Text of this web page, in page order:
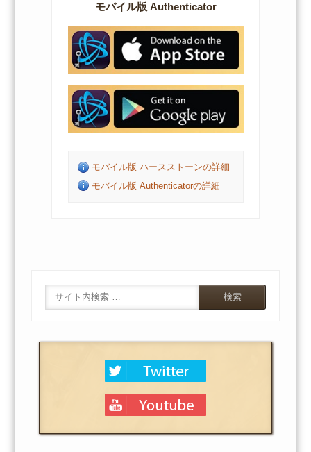
モバイル版 Authenticator
モバイル版 ハースストーンの詳細
モバイル版 Authenticatorの詳細